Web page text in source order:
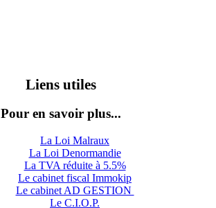
Liens utiles
Pour en savoir plus...
La Loi Malraux
La Loi Denormandie
La TVA réduite à 5.5%
Le cabinet fiscal Immokip
Le cabinet AD GESTION
Le C.I.O.P.